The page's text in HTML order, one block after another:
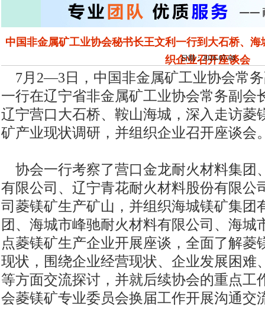
中国非金属矿工业协会秘书长王文利一行到大石桥、
织企业召开座谈会
日期：2026-07-08
7月2—3日，中国非金属矿工业协会常
一行在辽宁省非金属矿工业协会常务副会
辽宁营口大石桥、鞍山海城，深入走访菱
矿产业现状调研，并组织企业召开座谈会
协会一行考察了营口金龙耐火材料集团
有限公司、辽宁青花耐火材料股份有限公
司菱镁矿生产矿山，并组织海城镁矿集团
团、海城市峰驰耐火材料有限公司、海城
点菱镁矿生产企业开展座谈，全面了解菱
现状，围绕企业经营现状、企业发展困难
等方面交流探讨，并就后续协会的重点工
会菱镁矿专业委员会换届工作开展沟通交